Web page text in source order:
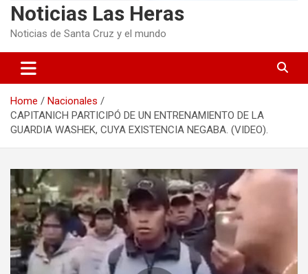
Noticias Las Heras
Noticias de Santa Cruz y el mundo
Home
Nacionales
CAPITANICH PARTICIPÓ DE UN ENTRENAMIENTO DE LA
GUARDIA WASHEK, CUYA EXISTENCIA NEGABA. (VIDEO).